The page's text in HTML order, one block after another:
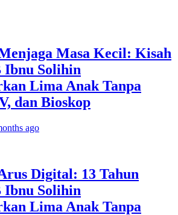
Masa Kecil: Kisah
Ibnu Solihin
Lima Anak Tanpa
dan Bioskop
ago
Digital: 13 Tahun
Ibnu Solihin
Lima Anak Tanpa